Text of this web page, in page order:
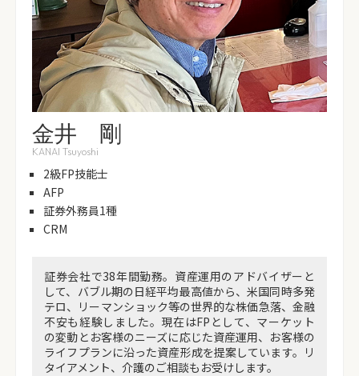
金井 剛
KANAI Tsuyoshi
2級FP技能士
AFP
証券外務員1種
CRM
証券会社で38年間勤務。資産運用のアドバイザーと
して、バブル期の日経平均最高値から、米国同時多発
テロ、リーマンショック等の世界的な株価急落、金融
不安も経験しました。現在はFPとして、マーケット
の変動とお客様のニーズに応じた資産運用、お客様の
ライフプランに沿った資産形成を提案しています。リ
タイアメント、介護のご相談もお受けします。